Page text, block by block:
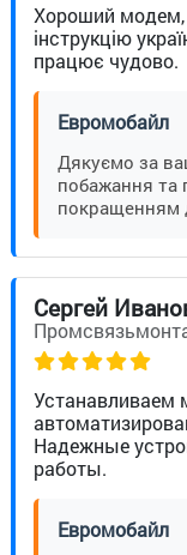
Хороший модем,
інструкцію
працює чудово.
Евромобайл
Дякуємо за
побажання
покращенням
Сергей
Устанавливаем
Надежные
работы.
Евромобайл